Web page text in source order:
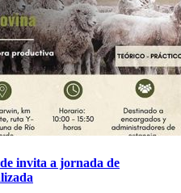
invita a jornada de